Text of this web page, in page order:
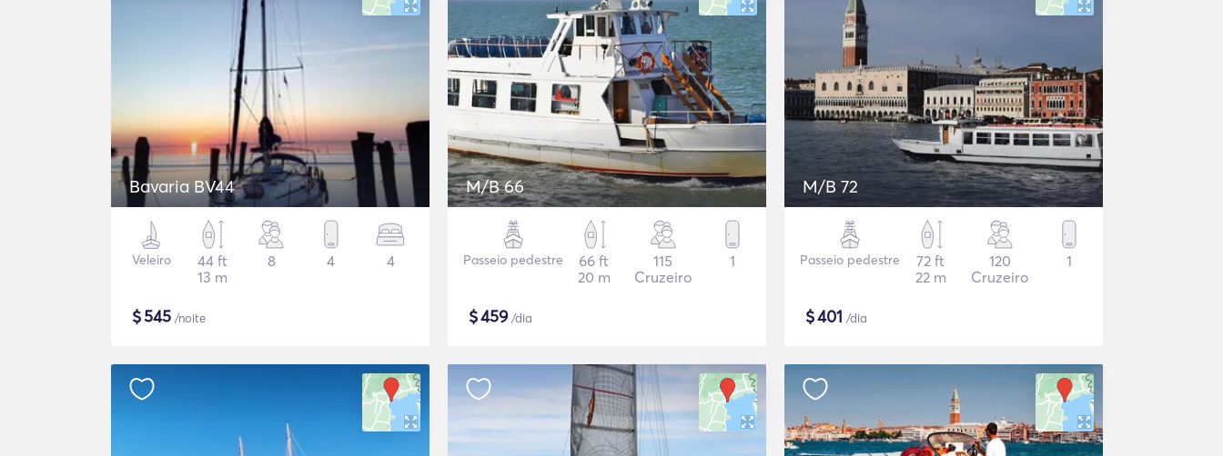
Bavaria BV44
Veleiro
44 ft
13 m
8 4 4
$545 /noite
M/B 66
Passeio pedestre
66 ft
20 m
115
Cruzeiro
1
$459/dia
M/B 72
Passeio pedestre
72 ft
22 m
120
Cruzeiro
1
$401 /dia